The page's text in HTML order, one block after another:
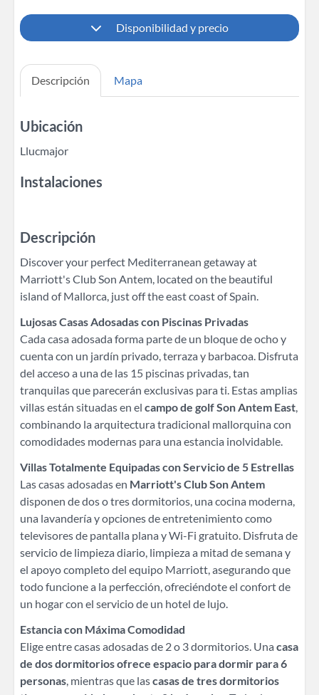
Disponibilidad y precio
Descripción Mapa
Ubicación
Llucmajor
Instalaciones
Descripción
Discover your perfect Mediterranean getaway at
Marriott's Club Son Antem, located on the beautiful
island of Mallorca, just off the east coast of Spain.
Lujosas Casas Adosadas con Piscinas Privadas
Cada casa adosada forma parte de un bloque de ocho y
cuenta con un jardín privado, terraza y barbacoa. Disfruta
del acceso a una de las 15 piscinas privadas, tan
tranquilas que parecerán exclusivas para ti. Estas amplias
villas están situadas en el campo de golf Son Antem East,
combinando la arquitectura tradicional mallorquina con
comodidades modernas para una estancia inolvidable.
Villas Totalmente Equipadas con Servicio de 5 Estrellas
Las casas adosadas en Marriott's Club Son Antem
disponen de dos o tres dormitorios, una cocina moderna,
una lavandería y opciones de entretenimiento como
televisores de pantalla plana y Wi-Fi gratuito. Disfruta de
servicio de limpieza diario, limpieza a mitad de semana y
el apoyo completo del equipo Marriott, asegurando que
todo funcione a la perfección, ofreciéndote el confort de
un hogar con el servicio de un hotel de lujo.
Estancia con Máxima Comodidad
Elige entre casas adosadas de 2 o 3 dormitorios. Una casa
de dos dormitorios ofrece espacio para dormir para 6
personas, mientras que lascasas de tres dormitorios